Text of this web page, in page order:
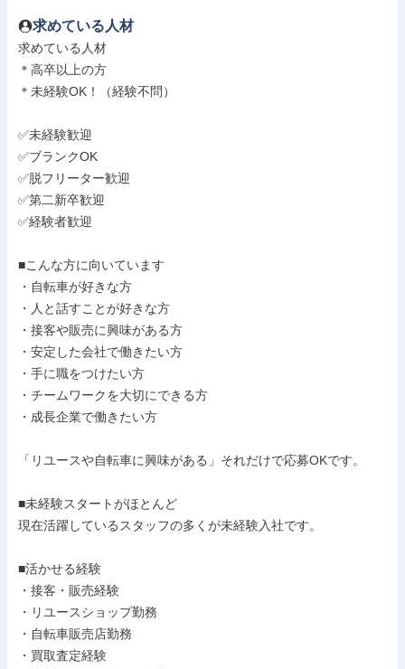
求めている人材
求めている人材
＊高卒以上の方
＊未経験OK！（経験不問）
✅未経験歓迎
✅ブランクOK
✅脱フリーター歓迎
✅第二新卒歓迎
✅経験者歓迎
■こんな方に向いています
・自転車が好きな方
・人と話すことが好きな方
・接客や販売に興味がある方
・安定した会社で働きたい方
・手に職をつけたい方
・チームワークを大切にできる方
・成長企業で働きたい方
「リユースや自転車に興味がある」それだけで応募OKです。
■未経験スタートがほとんど
現在活躍しているスタッフの多くが未経験入社です。
■活かせる経験
・接客・販売経験
・リユースショップ勤務
・自転車販売店勤務
・買取査定経験